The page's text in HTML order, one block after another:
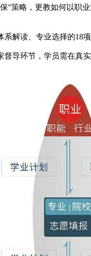
”策略，更教如何以职
系解读、专业选择的18
导环节，学员需在真